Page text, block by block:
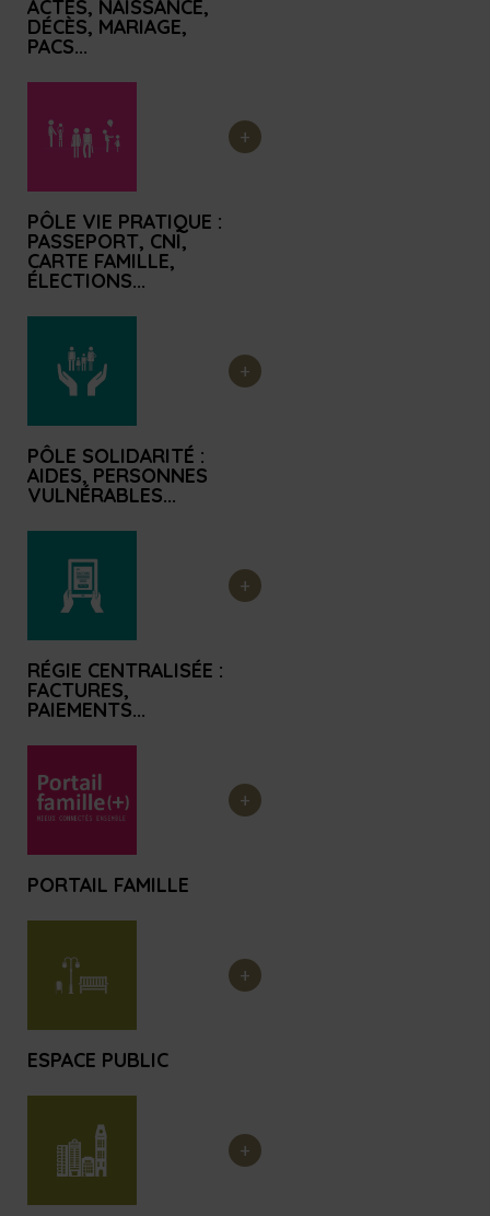
s
o
m
r
e
ACTES, NAISSANCE,
DÉCÈS, MARIAGE,
PACS...
PÔLE VIE PRATIQUE :
PASSEPORT, CNI,
CARTE FAMILLE,
ÉLECTIONS...
PÔLE SOLIDARITÉ :
AIDES, PERSONNES
VULNÉRABLES...
RÉGIE CENTRALISÉE :
FACTURES,
PAIEMENTS...
PORTAIL FAMILLE
ESPACE PUBLIC